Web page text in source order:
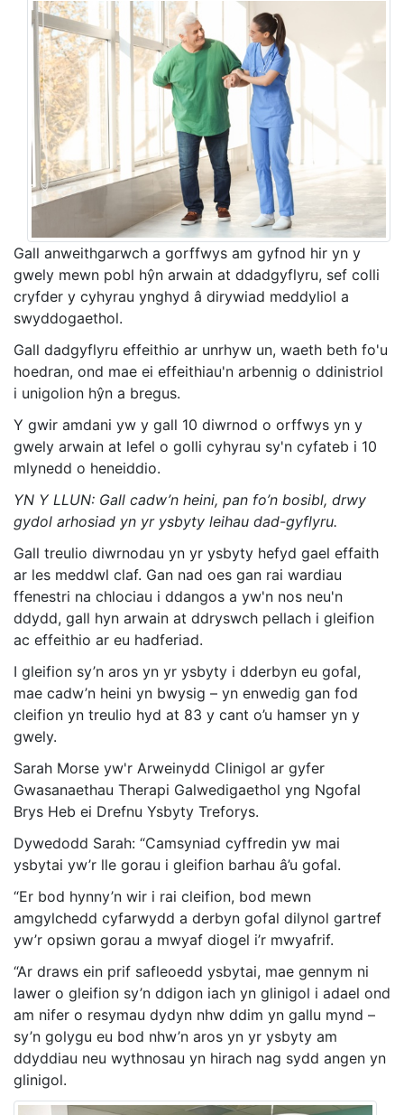
Gall anweithgarwch a gorffwys am gyfnod hir yn y
gwely mewn pobl hŷn arwain at ddadgyflyru, sef colli
cryfder y cyhyrau ynghyd â dirywiad meddyliol a
swyddogaethol.
Gall dadgyflyru effeithio ar unrhyw un, waeth beth fo'u
hoedran, ond mae ei effeithiau'n arbennig o ddinistriol
i unigolion hŷn a bregus.
Y gwir amdani yw y gall 10 diwrnod o orffwys yn y
gwely arwain at lefel o golli cyhyrau sy'n cyfateb i 10
mlynedd o heneiddio.
YN Y LLUN: Gall cadw’n heini, pan fo’n bosibl, drwy
gydol arhosiad yn yr ysbyty leihau dad-gyflyru.
Gall treulio diwrnodau yn yr ysbyty hefyd gael effaith
ar les meddwl claf. Gan nad oes gan rai wardiau
ffenestri na chlociau i ddangos a yw'n nos neu'n
ddydd, gall hyn arwain at ddryswch pellach i gleifion
ac effeithio ar eu hadferiad.
I gleifion sy’n aros yn yr ysbyty i dderbyn eu gofal,
mae cadw’n heini yn bwysig – yn enwedig gan fod
cleifion yn treulio hyd at 83 y cant o’u hamser yn y
gwely.
Sarah Morse yw'r Arweinydd Clinigol ar gyfer
Gwasanaethau Therapi Galwedigaethol yng Ngofal
Brys Heb ei Drefnu Ysbyty Treforys.
Dywedodd Sarah: “Camsyniad cyffredin yw mai
ysbytai yw’r lle gorau i gleifion barhau â’u gofal.
“Er bod hynny’n wir i rai cleifion, bod mewn
amgylchedd cyfarwydd a derbyn gofal dilynol gartref
yw’r opsiwn gorau a mwyaf diogel i’r mwyafrif.
“Ar draws ein prif safleoedd ysbytai, mae gennym ni
lawer o gleifion sy’n ddigon iach yn glinigol i adael ond
am nifer o resymau dydyn nhw ddim yn gallu mynd –
sy’n golygu eu bod nhw’n aros yn yr ysbyty am
ddyddiau neu wythnosau yn hirach nag sydd angen yn
glinigol.